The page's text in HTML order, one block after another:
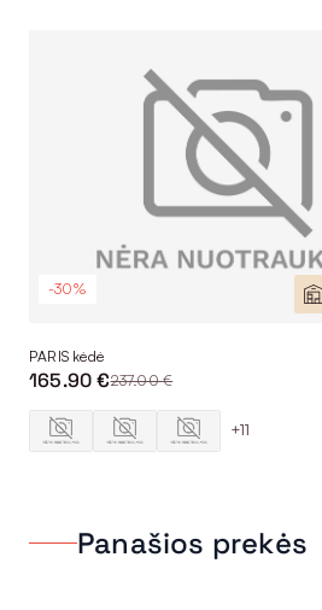
-30%
PARIS kėdė
165.90 €237.00 €
+11
Panašios prekės